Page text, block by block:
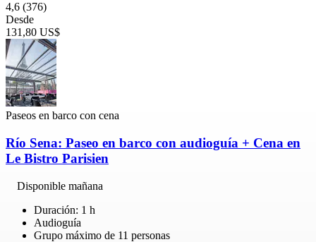
4,6 (376)
Desde
131,80 US$
Paseos en barco con cena
Río Sena: Paseo en barco con audioguía + Cena en
Le Bistro Parisien
Disponible mañana
Duración: 1 h
Audioguía
Grupo máximo de 11 personas